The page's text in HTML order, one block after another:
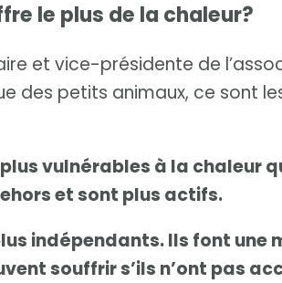
le plus de la chaleur?
et vice-présidente de
des petits animaux, ce sont
vulnérables à la chaleur
et sont plus actifs.
indépendants. Ils font une
souffrir s’ils n’ont pas